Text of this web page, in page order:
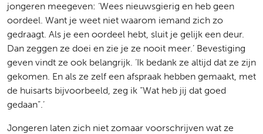
jongeren meegeven: ‘Wees nieuwsgierig en heb geen
oordeel. Want je weet niet waarom iemand zich zo
gedraagt. Als je een oordeel hebt, sluit je gelijk een deur.
Dan zeggen ze doei en zie je ze nooit meer.’ Bevestiging
geven vindt ze ook belangrijk. ‘Ik bedank ze altijd dat ze zijn
gekomen. En als ze zelf een afspraak hebben gemaakt, met
de huisarts bijvoorbeeld, zeg ik “Wat heb jij dat goed
gedaan”.’
Jongeren laten zich niet zomaar voorschrijven wat ze